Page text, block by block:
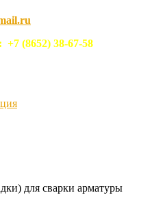
+7 (8652) 38-67-58
для сварки арматуры